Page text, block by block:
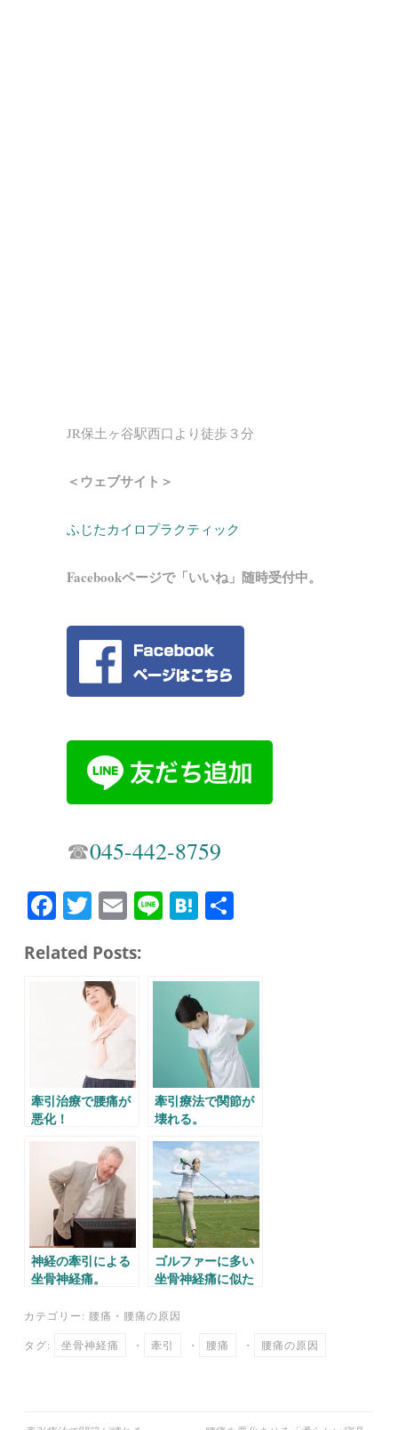
JR保土ヶ谷駅西口より徒歩３分
＜ウェブサイト＞
ふじたカイロプラクティック
Facebookページで「いいね」随時受付中。
☎︎045-442-8759
Fa
bo
ok
T
tte
r
E
ail
Li H
a
Related Posts:
牽引治療で腰痛が
悪化！
牽引療法で関節が
壊れる。
神経の牽引による
坐骨神経痛。
ゴルファーに多い
坐骨神経痛に似た
カテゴリー: 腰痛 ・ 腰痛の原因
タグ: 坐骨神経痛 ・ 牽引 ・ 腰痛 ・ 腰痛の原因